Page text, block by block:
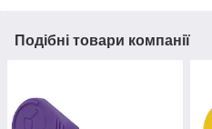
Подібні товари компанії